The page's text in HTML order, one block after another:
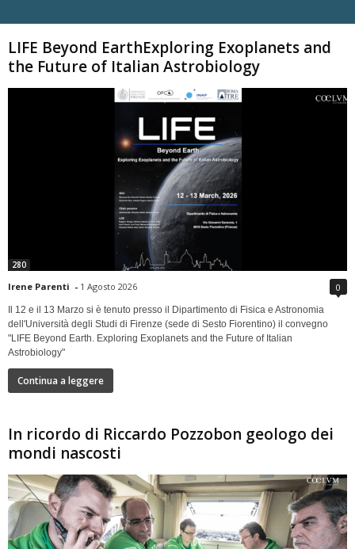
LIFE Beyond EarthExploring Exoplanets and
the Future of Italian Astrobiology
280
Irene Parenti - 1 Agosto 2026 0
Il 12 e il 13 Marzo si è tenuto presso il Dipartimento di Fisica e Astronomia
dell'Università degli Studi di Firenze (sede di Sesto Fiorentino) il convegno
"LIFE Beyond Earth. Exploring Exoplanets and the Future of Italian
Astrobiology"
Continua a leggere
In ricordo di Riccardo Pozzobon geologo dei
mondi nascosti